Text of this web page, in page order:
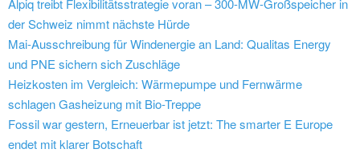
Alpiq treibt Flexibilitätsstrategie voran – 300-MW-Großspeicher in
der Schweiz nimmt nächste Hürde
Mai-Ausschreibung für Windenergie an Land: Qualitas Energy
und PNE sichern sich Zuschläge
Heizkosten im Vergleich: Wärmepumpe und Fernwärme
schlagen Gasheizung mit Bio-Treppe
Fossil war gestern, Erneuerbar ist jetzt: The smarter E Europe
endet mit klarer Botschaft